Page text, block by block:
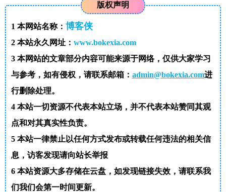
版权声明
1 本网站名称： 博客侠
2本站永久网址： www.bokexia.com
3本网站的文章部分内容可能来源于网络，仅供大家学习
与参考，如有侵权，请联系邮箱： admin@bokexia.com进
行删除处理。
4本站一切资源不代表本站立场，并不代表本站赞同其观
点和对其真实性负责。
5本站一律禁止以任何方式发布或转载任何违法的相关信
息，访客发现请向站长举报
6本站资源大多存储在云盘，如发现链接失效，请联系我
们我们会第一时间更新。